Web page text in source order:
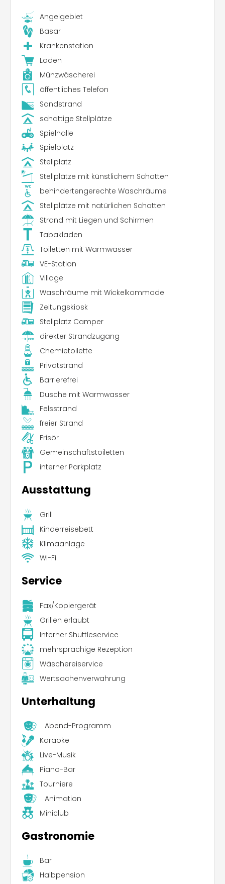
Angelgebiet
Basar
Krankenstation
Laden
Münzwäscherei
öffentliches Telefon
Sandstrand
schattige Stellplätze
Spielhalle
Spielplatz
Stellplatz
Stellplätze mit künstlichem Schatten
behindertengerechte Waschräume
Stellplätze mit natürlichen Schatten
Strand mit Liegen und Schirmen
Tabakladen
Toiletten mit Warmwasser
VE-Station
Village
Waschräume mit Wickelkommode
Zeitungskiosk
Stellplatz Camper
direkter Strandzugang
Chemietoilette
Privatstrand
Barrierefrei
Dusche mit Warmwasser
Felsstrand
freier Strand
Frisör
Gemeinschaftstoiletten
interner Parkplatz
Ausstattung
Grill
Kinderreisebett
Klimaanlage
Wi-Fi
Service
Fax/Kopiergerät
Grillen erlaubt
Interner Shuttleservice
mehrsprachige Rezeption
Wäschereiservice
Wertsachenverwahrung
Unterhaltung
Abend-Programm
Karaoke
Live-Musik
Piano-Bar
Tourniere
Animation
Miniclub
Gastronomie
Bar
Halbpension